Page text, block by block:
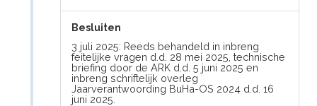
Besluiten
3 juli 2025: Reeds behandeld in inbreng
feitelijke vragen d.d. 28 mei 2025, technische
briefing door de ARK d.d. 5 juni 2025 en
inbreng schriftelijk overleg
Jaarverantwoording BuHa-OS 2024 d.d. 16
juni 2025.